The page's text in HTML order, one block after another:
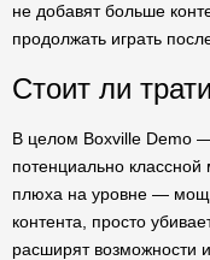
не добавят больше
продолжать играть
Стоит ли
В целом Boxville Demo
потенциально классной
плюха на уровне —
контента, просто
расширят возможности